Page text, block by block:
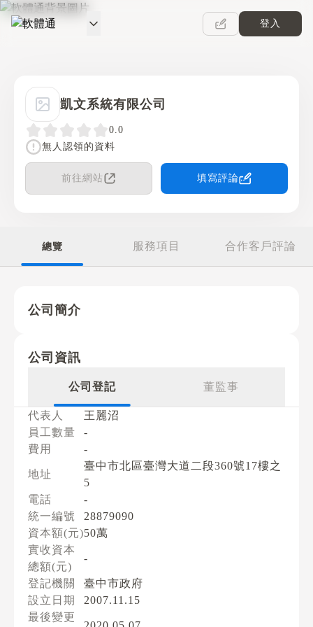
軟體通
登入
凱文系統有限公司
0.0
無人認領的資料
前往網站 填寫評論
總覽 服務項目 合作客戶評論
公司簡介
公司資訊
公司登記 董監事
代表人
王麗沼
員工數量
-
費用
-
地址
臺中市北區臺灣大道二段360號17樓之
5
電話
-
統一編號
28879090
資本額(元)50萬
實收資本
總額(元)
-
登記機關
臺中市政府
設立日期
2007.11.15
最後變更